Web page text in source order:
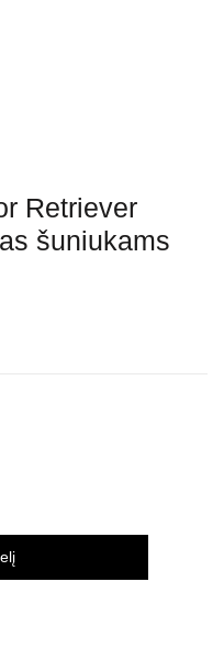
Retriever
šuniukams